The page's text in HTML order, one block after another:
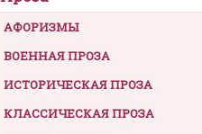
АФОРИЗМЫ
ВОЕННАЯ ПРОЗА
ИСТОРИЧЕСКАЯ ПРОЗА
КЛАССИЧЕСКАЯ ПРОЗА